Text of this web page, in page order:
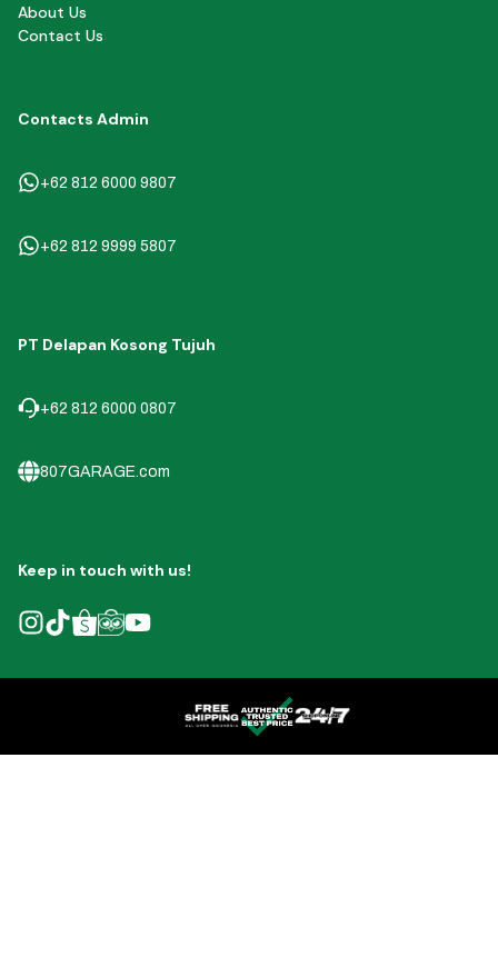
About Us
Contact Us
Contacts Admin
+62 812 6000 9807
+62 812 9999 5807
PT Delapan Kosong Tujuh
+62 812 6000 0807
807GARAGE.com
Keep in touch with us!